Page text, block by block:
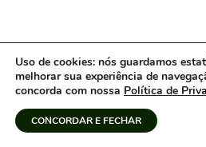
Uso de cookies: nós guardamos
melhorar sua experiência de
concorda com nossa Política de
CONCORDAR E FECHAR